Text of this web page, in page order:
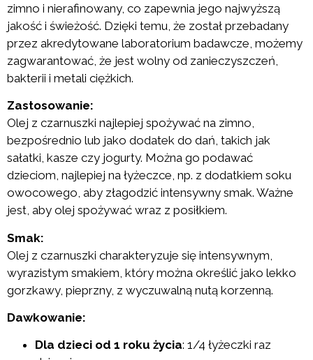
zimno i nierafinowany, co zapewnia jego najwyższą
jakość i świeżość. Dzięki temu, że został przebadany
przez akredytowane laboratorium badawcze, możemy
zagwarantować, że jest wolny od zanieczyszczeń,
bakterii i metali ciężkich.
Zastosowanie:
Olej z czarnuszki najlepiej spożywać na zimno,
bezpośrednio lub jako dodatek do dań, takich jak
sałatki, kasze czy jogurty. Można go podawać
dzieciom, najlepiej na łyżeczce, np. z dodatkiem soku
owocowego, aby złagodzić intensywny smak. Ważne
jest, aby olej spożywać wraz z posiłkiem.
Smak:
Olej z czarnuszki charakteryzuje się intensywnym,
wyrazistym smakiem, który można określić jako lekko
gorzkawy, pieprzny, z wyczuwalną nutą korzenną.
Dawkowanie:
Dla dzieci od 1 roku życia: 1/4 łyżeczki raz